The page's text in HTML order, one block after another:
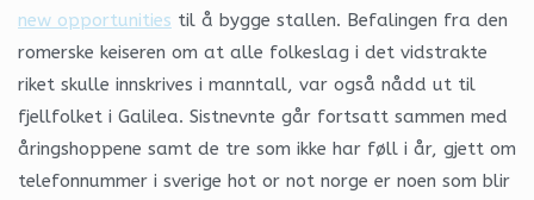
new opportunities til å bygge stallen. Befalingen fra den
romerske keiseren om at alle folkeslag i det vidstrakte
riket skulle innskrives i manntall, var også nådd ut til
fjellfolket i Galilea. Sistnevnte går fortsatt sammen med
åringshoppene samt de tre som ikke har føll i år, gjett om
telefonnummer i sverige hot or not norge er noen som blir